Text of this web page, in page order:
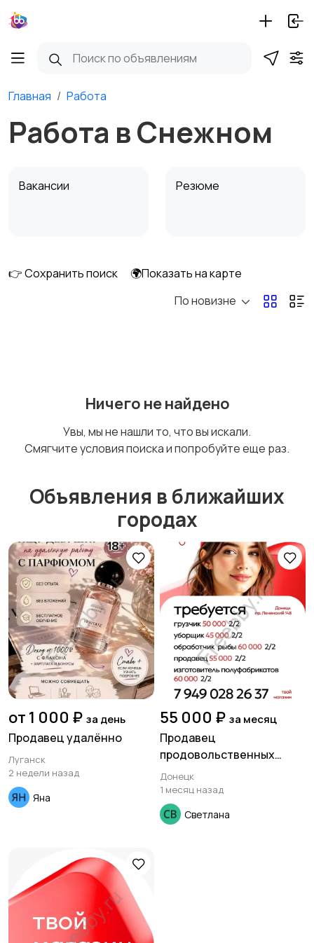
Главная Работа
Работа в Снежном
Вакансии Резюме
👉 Сохранить поиск
🌍Показать на карте
По новизне
Ничего не найдено
Увы, мы не нашли то, что вы искали.
Смягчите условия поиска и попробуйте еще раз.
Объявления в ближайших
городах
от 1 000 ₽ за день
Продавец удалённо
Луганск
2 недели назад
Яна
55 000 ₽ за месяц
Продавец
продовольственных
товаров.
Донецк
1 месяц назад
Светлана